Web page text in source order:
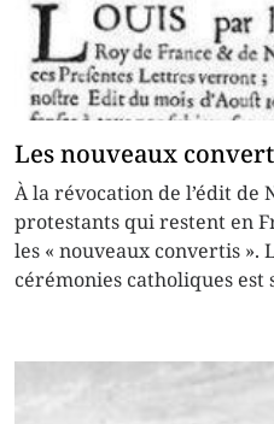
Les nouveaux
À la révocation de l’édit de
protestants qui restent en
les « nouveaux convertis
cérémonies catholiques est